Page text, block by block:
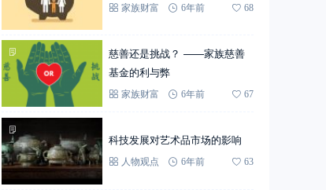
家族财富 6年前 68
慈善还是挑战？ ——家族慈善
基金的利与弊
家族财富 6年前 67
科技发展对艺术品市场的影响
人物观点 6年前 63